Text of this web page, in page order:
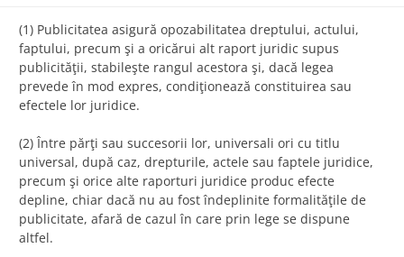
(1) Publicitatea asigură opozabilitatea dreptului, actului,
faptului, precum şi a oricărui alt raport juridic supus
publicităţii, stabileşte rangul acestora şi, dacă legea
prevede în mod expres, condiţionează constituirea sau
efectele lor juridice.
(2) Între părţi sau succesorii lor, universali ori cu titlu
universal, după caz, drepturile, actele sau faptele juridice,
precum şi orice alte raporturi juridice produc efecte
depline, chiar dacă nu au fost îndeplinite formalităţile de
publicitate, afară de cazul în care prin lege se dispune
altfel.